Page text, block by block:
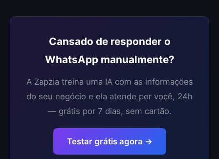
Cansado de responder o
WhatsApp manualmente?
A Zapzia treina uma IA com as informações
do seu negócio e ela atende por você, 24h
— grátis por 7 dias, sem cartão.
Testar grátis agora →